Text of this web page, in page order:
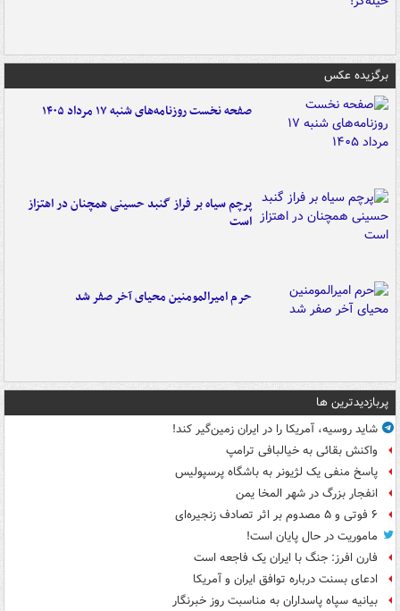
برگزیده عکس
صفحه نخست روزنامه‌های شنبه ۱۷ مرداد ۱۴۰۵
پرچم سیاه بر فراز گنبد حسینی همچنان در اهتزاز
است
حرم امیرالمومنین محیای آخر صفر شد
پربازدیدترین ها
شاید روسیه، آمریکا را در ایران زمین‌گیر کند!
واکنش بقائی به خیالبافی ترامپ
پاسخ منفی یک لژیونر به باشگاه پرسپولیس
انفجار بزرگ در شهر المخا یمن
۶ فوتی و ۵ مصدوم بر اثر تصادف زنجیره‌ای
ماموریت در حال پایان است!
فارن افرز: جنگ با ایران یک فاجعه است
ادعای بسنت درباره توافق ایران و آمریکا
بیانیه سپاه پاسداران به مناسبت روز خبرنگار